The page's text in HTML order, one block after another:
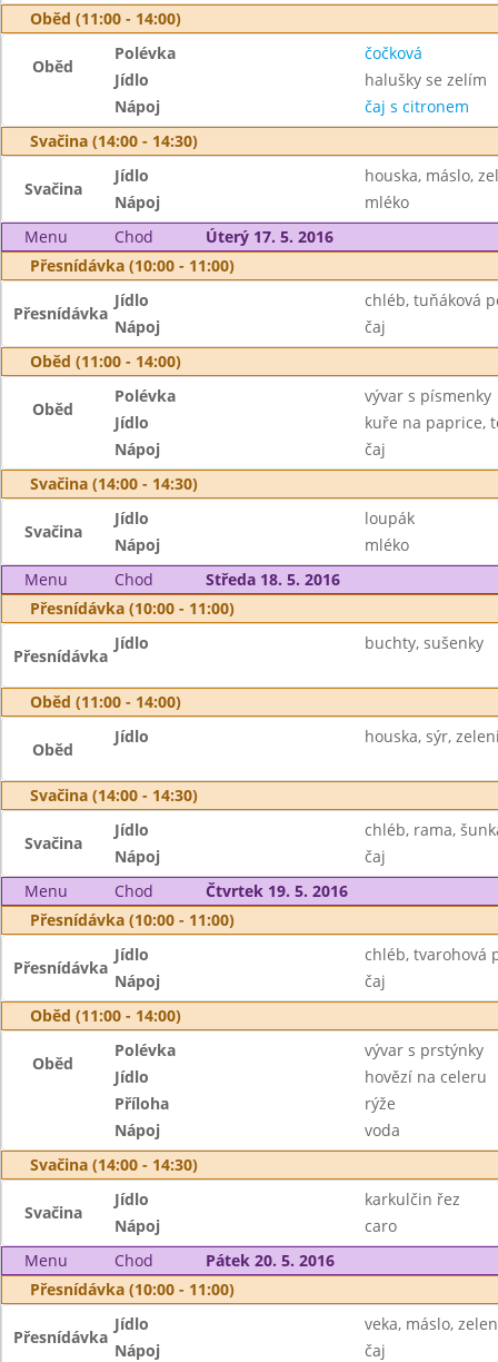
Oběd (11:00 - 14:00)
Oběd
Polévka
čočková
Jídlo
halušky se zelím
Nápoj
čaj s citronem
Svačina (14:00 - 14:30)
Svačina
Jídlo
houska, máslo,
Nápoj
mléko
Menu
Chod
Úterý 17. 5. 2016
Přesnídávka (10:00 - 11:00)
Přesnídávka
Jídlo
chléb, tuňáková
Nápoj
čaj
Oběd (11:00 - 14:00)
Oběd
Polévka
vývar s písmenky
Jídlo
kuře na paprice,
Nápoj
čaj
Svačina (14:00 - 14:30)
Svačina
Jídlo
loupák
Nápoj
mléko
Menu
Chod
Středa 18. 5. 2016
Přesnídávka (10:00 - 11:00)
Přesnídávka
Jídlo buchty, sušenky
Oběd (11:00 - 14:00)
Oběd
Jídlo houska, sýr,
Svačina (14:00 - 14:30)
Svačina
Jídlo
chléb, rama,
Nápoj
čaj
Menu
Chod
Čtvrtek 19. 5. 2016
Přesnídávka (10:00 - 11:00)
Přesnídávka
Jídlo
chléb, tvarohová
Nápoj
čaj
Oběd (11:00 - 14:00)
Oběd
Polévka
vývar s prstýnky
Jídlo
hovězí na celeru
Příloha
rýže
Nápoj
voda
Svačina (14:00 - 14:30)
Svačina
Jídlo
karkulčin řez
Nápoj
caro
Menu
Chod
Pátek 20. 5. 2016
Přesnídávka (10:00 - 11:00)
Přesnídávka
Jídlo
veka, máslo,
Nápoj
čaj